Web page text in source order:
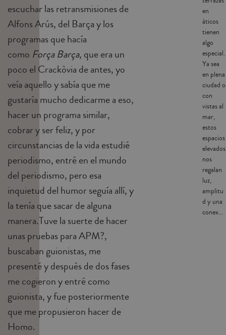
escuchar las retransmisiones de
Alfons Arús, del Barça y los
programas que hacía
como Força Barça, que era un
poco el Crackòvia de antes, yo
veía aquello y sabía que me
gustaría mucho dedicarme a eso,
hacer un programa similar,
cobrar y ser feliz, y por
circunstancias de la vida estudié
periodismo, entré en el mundo
del periodismo, pero esa
inquietud del humor seguía allí, y
la tenía que sacar de alguna
manera.Tuve la suerte de hacer
unas pruebas para APM?,
buscaban guionistas, me
presenté y después de dos fases
me cogieron y entré como
guionista, y fue posteriormente
que me propusieron hacer de
Homo.
en
áticos
tienen
algo
especial.
Ya sea
en plena
ciudad o
con
vistas al
mar,
estos
espacios
elevados
nos
regalan
luz,
amplitu
d y una
conex...